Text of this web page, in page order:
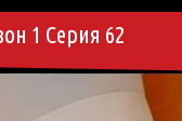
1 Серия 62